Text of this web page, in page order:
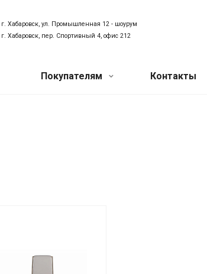
г. Хабаровск, ул. Промышленная 12 - шоурум
г. Хабаровск, пер. Спортивный 4, офис 212
Покупателям Контакты